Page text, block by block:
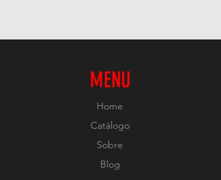
MENU
Home
Catálogo
Sobre
Blog